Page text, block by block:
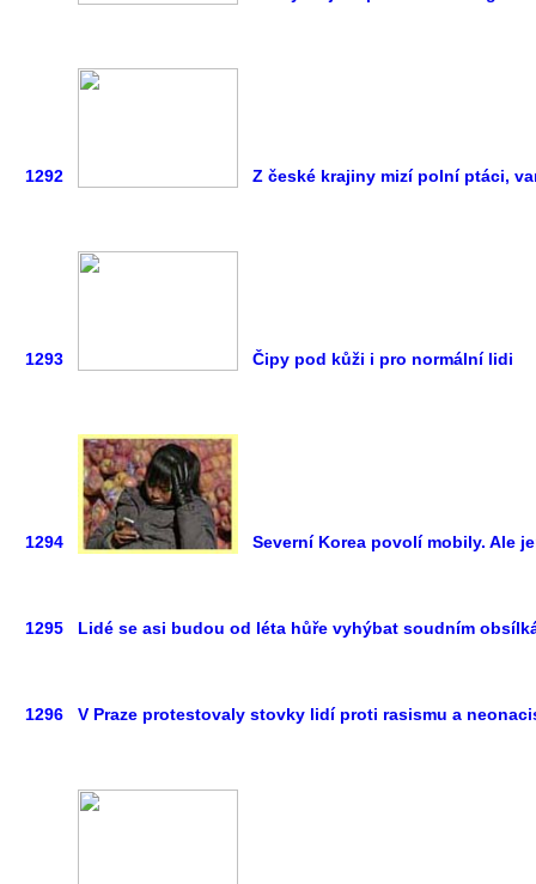
1292 Z české krajiny mizí polní ptáci,
1293 Čipy pod kůži i pro normální lidi
1294 Severní Korea povolí mobily. Ale
1295 Lidé se asi budou od léta hůře vyhýbat soudním
1296 V Praze protestovaly stovky lidí proti rasismu a